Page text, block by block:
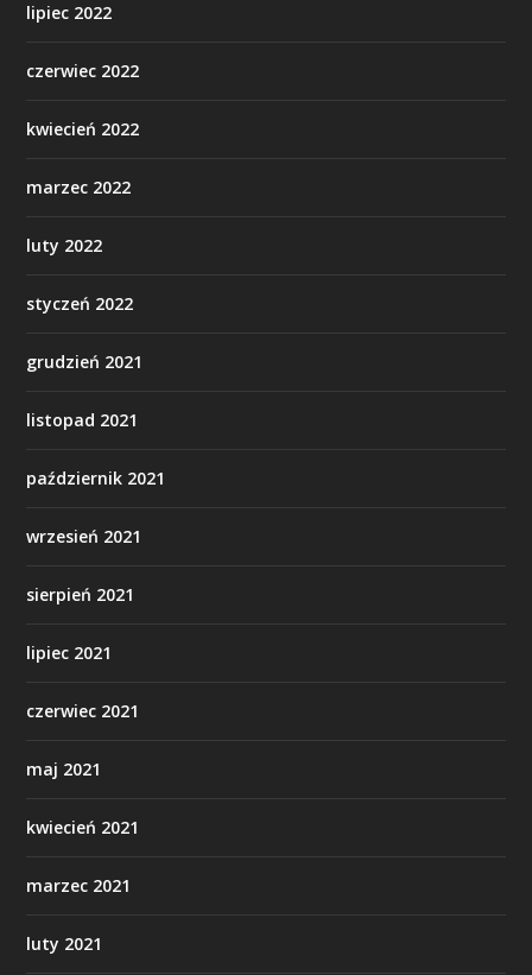
lipiec 2022
czerwiec 2022
kwiecień 2022
marzec 2022
luty 2022
styczeń 2022
grudzień 2021
listopad 2021
październik 2021
wrzesień 2021
sierpień 2021
lipiec 2021
czerwiec 2021
maj 2021
kwiecień 2021
marzec 2021
luty 2021